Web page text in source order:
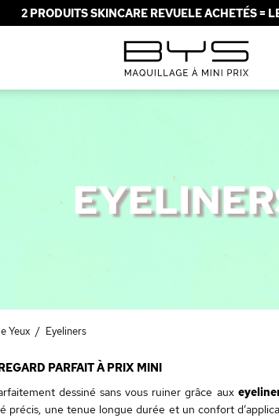
2 PRODUITS SKINCARE REVUELE ACHETÉS =
Yeux / Eyeliners
PARFAIT À PRIX MINI
dessiné sans vous ruiner grâce aux
précis, une tenue longue durée et un confort